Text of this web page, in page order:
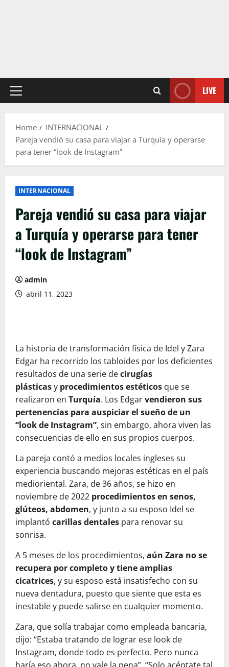
Primary
LIVE
Home
INTERNACIONAL
Pareja vendió su casa para viajar a Turquía y operarse
para tener “look de Instagram”
INTERNACIONAL
Pareja vendió su casa para viajar
a Turquía y operarse para tener
“look de Instagram”
admin
abril 11, 2023
La historia de transformación física de Idel y Zara
Edgar ha recorrido los tabloides por los deficientes
resultados de una serie decirugías
plásticasy procedimientos estéticos que se
realizaron en Turquía. Los Edgarvendieron sus
pertenencias para auspiciar el sueño de un
“look de Instagram”, sin embargo, ahora viven las
consecuencias de ello en sus propios cuerpos.
La pareja contó a medios locales ingleses su
experiencia buscando mejoras estéticas en el país
medioriental. Zara, de 36 años, se hizo en
noviembre de 2022 procedimientos en senos,
glúteos, abdomen, y junto a su esposo Idel se
implantó carillas dentales para renovar su
sonrisa.
A 5 meses de los procedimientos, aún Zara no se
recupera por completo y tiene amplias
cicatrices, y su esposo está insatisfecho con su
nueva dentadura, puesto que siente que esta es
inestable y puede salirse en cualquier momento.
Zara, que solía trabajar como empleada bancaria,
dijo: “Estaba tratando de lograr ese look de
Instagram, donde todo es perfecto. Pero nunca